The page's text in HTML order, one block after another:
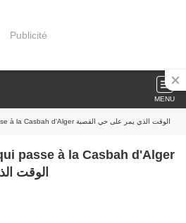
Publicité
MENU
» Images - Le temps qui passe à la Casbah d'Alger الوقت الذي يمر على حي القصبة
passe à la Casbah d'Alger
الوقت